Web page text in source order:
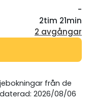
-
2tim 21min
2 avgångar
från de
2026/08/06